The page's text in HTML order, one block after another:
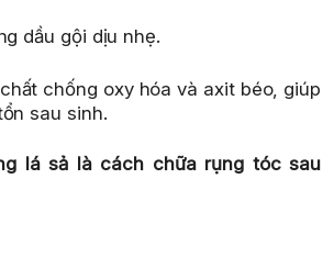
dầu gội dịu nhẹ.
chống oxy hóa và axit béo, giúp
sau sinh.
lá sả là cách chữa rụng tóc sau